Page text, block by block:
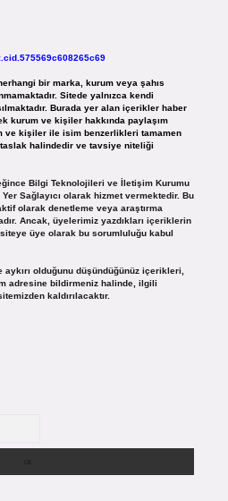
bir marka, kurum veya şahıs
Sitede yalnızca kendi
Burada yer alan içerikler haber
kurum ve kişiler hakkında paylaşım
ve kişiler ile isim benzerlikleri tamamen
halindedir ve tavsiye niteliği
Bilgi Teknolojileri ve İletişim Kurumu
Sağlayıcı olarak hizmet vermektedir. Bu
olarak denetleme veya araştırma
Ancak, üyelerimiz yazdıkları içeriklerin
üye olarak bu sorumluluğu kabul
olduğunu düşündüğünüz içerikleri,
adresine bildirmeniz halinde, ilgili
kaldırılacaktır.